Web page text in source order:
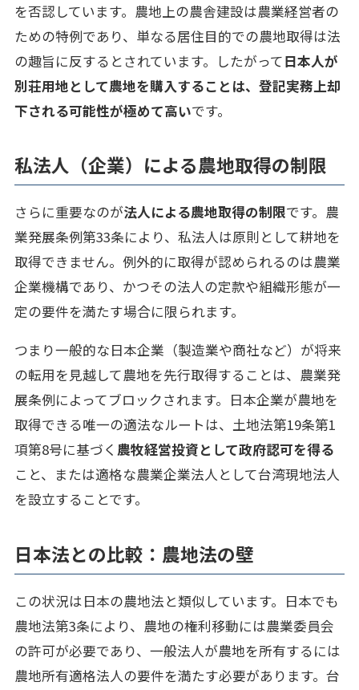
を否認しています。農地上の農舎建設は農業経営者の
ための特例であり、単なる居住目的での農地取得は法
の趣旨に反するとされています。したがって日本人が
別荘用地として農地を購入することは、登記実務上却
下される可能性が極めて高いです。
私法人（企業）による農地取得の制限
さらに重要なのが法人による農地取得の制限です。農
業発展条例第33条により、私法人は原則として耕地を
取得できません。例外的に取得が認められるのは農業
企業機構であり、かつその法人の定款や組織形態が一
定の要件を満たす場合に限られます。
つまり一般的な日本企業（製造業や商社など）が将来
の転用を見越して農地を先行取得することは、農業発
展条例によってブロックされます。日本企業が農地を
取得できる唯一の適法なルートは、土地法第19条第1
項第8号に基づく 農牧経営投資として政府認可を得る
こと、または適格な農業企業法人として台湾現地法人
を設立することです。
日本法との比較：農地法の壁
この状況は日本の農地法と類似しています。日本でも
農地法第3条により、農地の権利移動には農業委員会
の許可が必要であり、一般法人が農地を所有するには
農地所有適格法人の要件を満たす必要があります。台